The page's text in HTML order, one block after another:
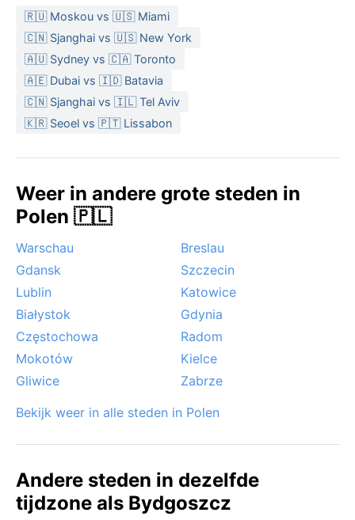
🇷🇺 Moskou vs 🇺🇸 Miami
🇨🇳 Sjanghai vs 🇺🇸 New York
🇦🇺 Sydney vs 🇨🇦 Toronto
🇦🇪 Dubai vs 🇮🇩 Batavia
🇨🇳 Sjanghai vs 🇮🇱 Tel Aviv
🇰🇷 Seoel vs 🇵🇹 Lissabon
Weer in andere grote steden in
Polen 🇵🇱
Warschau
Breslau
Gdansk
Szczecin
Lublin
Katowice
Białystok
Gdynia
Częstochowa
Radom
Mokotów
Kielce
Gliwice
Zabrze
Bekijk weer in alle steden in Polen
Andere steden in dezelfde
tijdzone als Bydgoszcz